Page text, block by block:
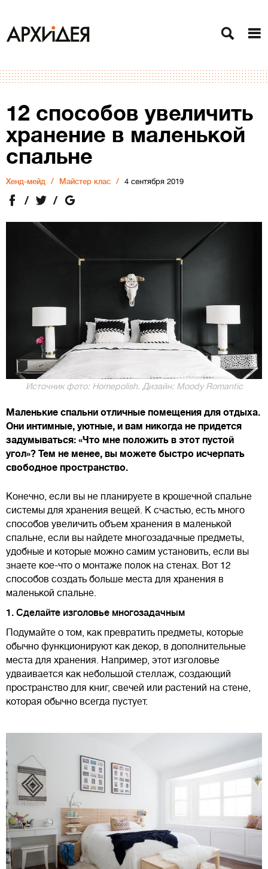
12 способов увеличить
хранение в маленькой
спальне
Хенд-мейд Майстер клас 4 сентября 2019
Источник фото: Homepolish. Дизайн: Moody Romantic
Маленькие спальни отличные помещения для отдыха.
Они интимные, уютные, и вам никогда не придется
задумываться: «Что мне положить в этот пустой
угол»? Тем не менее, вы можете быстро исчерпать
свободное пространство.
Конечно, если вы не планируете в крошечной спальне
системы для хранения вещей. К счастью, есть много
способов увеличить объем хранения в маленькой
спальне, если вы найдете многозадачные предметы,
удобные и которые можно самим установить, если вы
знаете кое-что о монтаже полок на стенах. Вот 12
способов создать больше места для хранения в
маленькой спальне.
1. Сделайте изголовье многозадачным
Подумайте о том, как превратить предметы, которые
обычно функционируют как декор, в дополнительные
места для хранения. Например, этот изголовье
удваивается как небольшой стеллаж, создающий
пространство для книг, свечей или растений на стене,
которая обычно всегда пустует.